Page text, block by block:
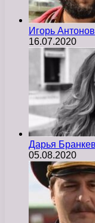
Игорь Антонов
16.07.2020
Дарья
05.08.2020